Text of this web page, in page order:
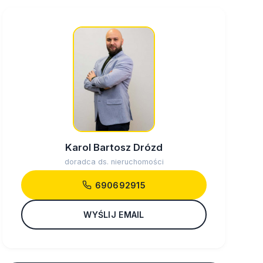
Karol Bartosz Drózd
doradca ds. nieruchomości
690692915
WYŚLIJ EMAIL